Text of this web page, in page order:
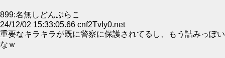
899:名無しどんぶらこ
24/12/02 15:33:05.66 cnf2TvIy0.net
重要なキラキラが既に警察に保護されてるし、もう詰みっぽい
なｗ